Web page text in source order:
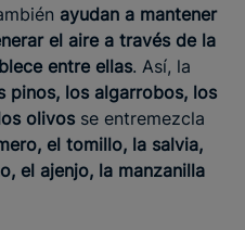
ayudan a mantener
el aire a través de la
entre ellas. Así, la
pinos, los algarrobos, los
olivos se entremezcla
el tomillo, la salvia,
el ajenjo, la manzanilla